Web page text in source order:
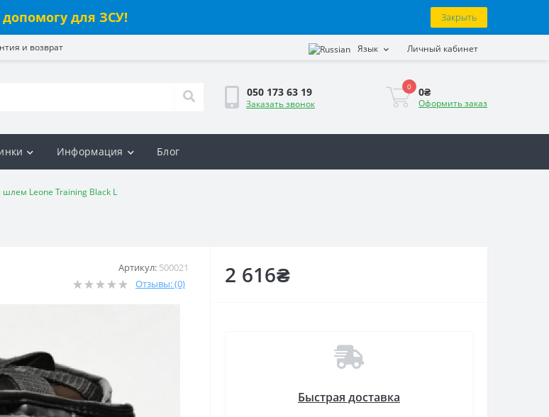
для ЗСУ! Закрыть
и возврат Язык Личный кабинет
050 173 63 19
Заказать звонок
0 0₴
Оформить заказ
Информация Блог
шлем Leone Training Black L
Артикул: 500021
Отзывы: (0) 2 616₴
Быстрая доставка